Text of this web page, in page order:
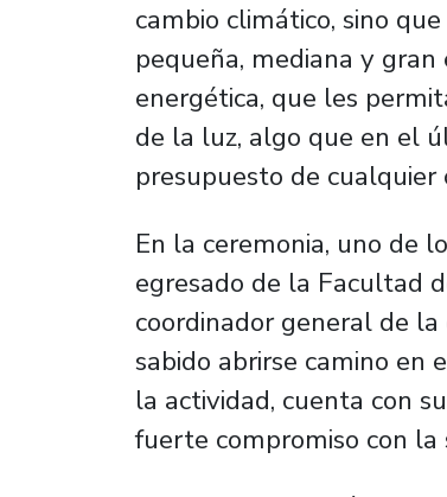
cambio climático, sino
pequeña, mediana y
energética, que les
de la luz, algo que en el
presupuesto de cualquier
En la ceremonia, uno de
egresado de la Facultad
coordinador general de la
sabido abrirse camino en
la actividad, cuenta con
fuerte compromiso con